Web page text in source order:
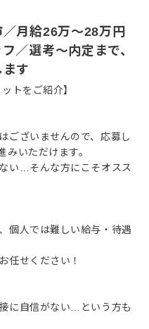
／月給26万～28万円
／選考～内定まで、
す
トをご紹介】
ございませんので、応募し
みいただけます。
い…そんな方にこそオスス
個人では難しい給与・待遇
任せください！
に自信がない…という方も